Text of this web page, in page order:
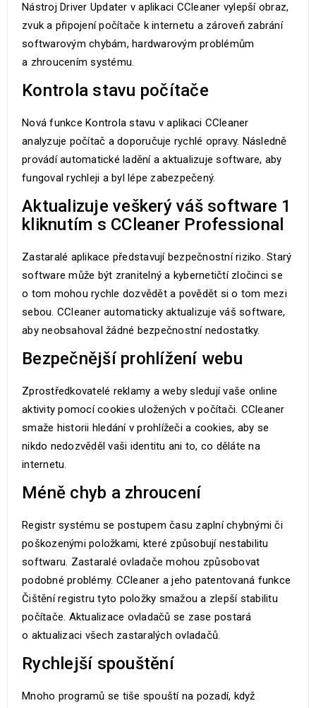
Nástroj Driver Updater v aplikaci CCleaner vylepší obraz,
zvuk a připojení počítače k internetu a zároveň zabrání
softwarovým chybám, hardwarovým problémům
a zhroucením systému.
Kontrola stavu počítače
Nová funkce Kontrola stavu v aplikaci CCleaner
analyzuje počítač a doporučuje rychlé opravy. Následně
provádí automatické ladění a aktualizuje software, aby
fungoval rychleji a byl lépe zabezpečený.
Aktualizuje veškerý váš software 1
kliknutím s CCleaner Professional
Zastaralé aplikace představují bezpečnostní riziko. Starý
software může být zranitelný a kybernetičtí zločinci se
o tom mohou rychle dozvědět a povědět si o tom mezi
sebou. CCleaner automaticky aktualizuje váš software,
aby neobsahoval žádné bezpečnostní nedostatky.
Bezpečnější prohlížení webu
Zprostředkovatelé reklamy a weby sledují vaše online
aktivity pomocí cookies uložených v počítači. CCleaner
smaže historii hledání v prohlížeči a cookies, aby se
nikdo nedozvěděl vaši identitu ani to, co děláte na
internetu.
Méně chyb a zhroucení
Registr systému se postupem času zaplní chybnými či
poškozenými položkami, které způsobují nestabilitu
softwaru. Zastaralé ovladače mohou způsobovat
podobné problémy. CCleaner a jeho patentovaná funkce
Čištění registru tyto položky smažou a zlepší stabilitu
počítače. Aktualizace ovladačů se zase postará
o aktualizaci všech zastaralých ovladačů.
Rychlejší spouštění
Mnoho programů se tiše spouští na pozadí, když